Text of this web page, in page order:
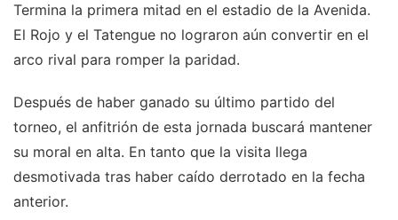
Termina la primera mitad en el estadio de la Avenida.
El Rojo y el Tatengue no lograron aún convertir en el
arco rival para romper la paridad.
Después de haber ganado su último partido del
torneo, el anfitrión de esta jornada buscará mantener
su moral en alta. En tanto que la visita llega
desmotivada tras haber caído derrotado en la fecha
anterior.